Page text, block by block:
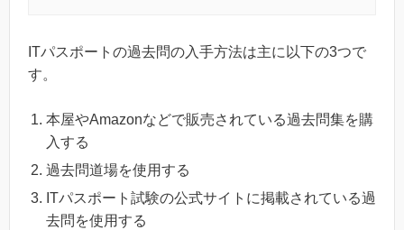
ITパスポートの過去問の入手方法は主に以下の3つで
す。
本屋やAmazonなどで販売されている過去問集を購
入する
過去問道場を使用する
ITパスポート試験の公式サイトに掲載されている過
去問を使用する